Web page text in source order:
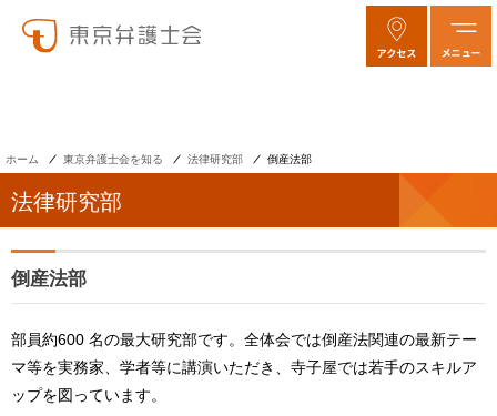
ホーム 東京弁護士会を知る 法律研究部 倒産法部
法律研究部
倒産法部
部員約600 名の最大研究部です。全体会では倒産法関連の最新テー
マ等を実務家、学者等に講演いただき、寺子屋では若手のスキルア
ップを図っています。